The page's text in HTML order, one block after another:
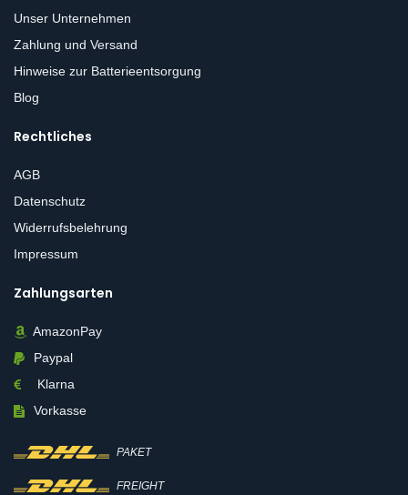
Unser Unternehmen
Zahlung und Versand
Hinweise zur Batterieentsorgung
Blog
Rechtliches
AGB
Datenschutz
Widerrufsbelehrung
Impressum
Zahlungsarten
AmazonPay
Paypal
Klarna
Vorkasse
PAKET
FREIGHT